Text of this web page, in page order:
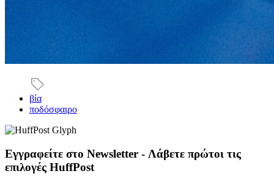
βία
ποδόσφαιρο
Εγγραφείτε στο Newsletter - Λάβετε πρώτοι τις
επιλογές HuffPost